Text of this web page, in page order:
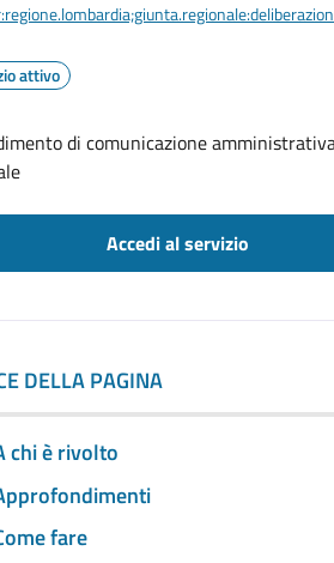
attivo
di comunicazione
Accedi al servizio
DELLA PAGINA
chi è rivolto
fare